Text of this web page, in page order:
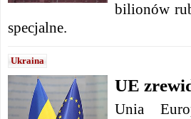
bilionów
specjalne.
Ukraina
UE
Unia